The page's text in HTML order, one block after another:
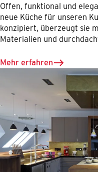
Offen, funktional und
neue Küche für unseren
konzipiert, überzeugt sie
Materialien und
Mehr erfahren